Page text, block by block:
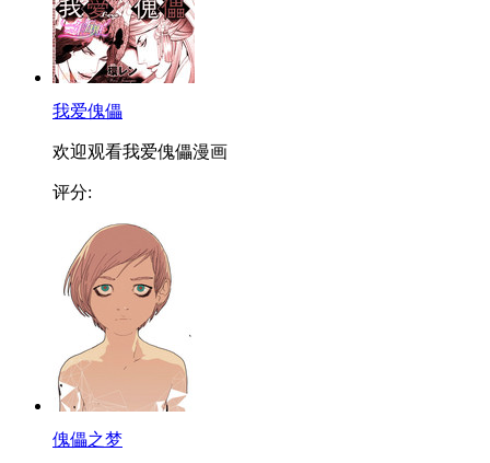
我爱傀儡
欢迎观看我爱傀儡漫画
评分:
傀儡之梦